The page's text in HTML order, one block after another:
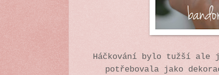
Háčkování bylo tužší ale
potřebovala jako